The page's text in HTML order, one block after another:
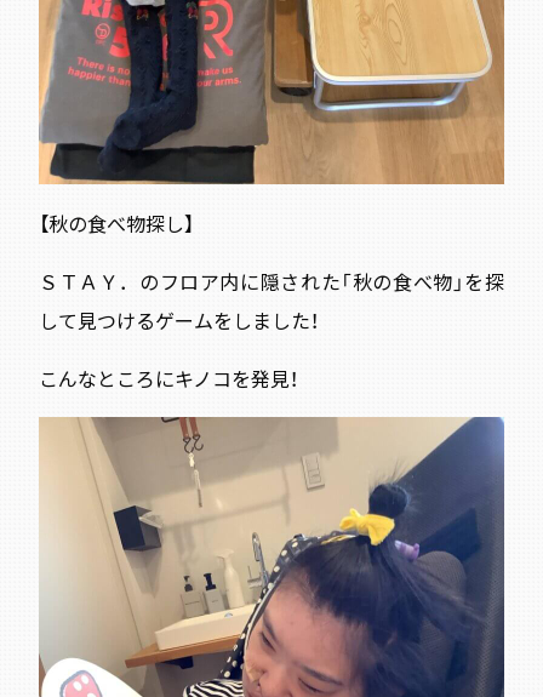
【秋の食べ物探し】
ＳＴＡＹ．のフロア内に隠された「秋の食べ物」を探
して見つけるゲームをしました！
こんなところにキノコを発見！